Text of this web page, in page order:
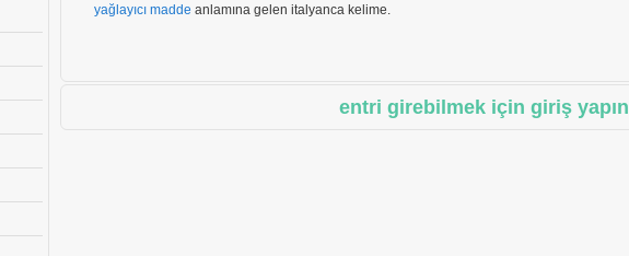
yağlayıcı madde anlamına gelen italyanca kelime.
entri girebilmek için giriş yapın